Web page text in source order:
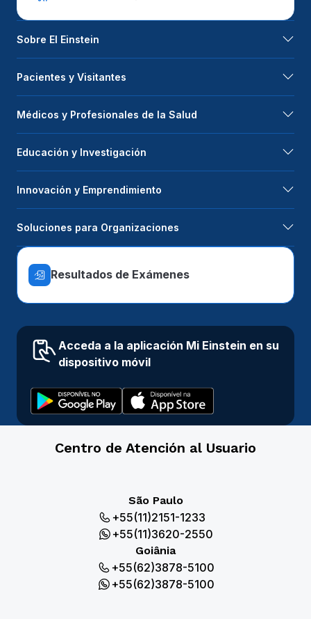
Sobre El Einstein
Pacientes y Visitantes
Médicos y Profesionales de la Salud
Educación y Investigación
Innovación y Emprendimiento
Soluciones para Organizaciones
Resultados de Exámenes
Acceda a la aplicación Mi Einstein en su
dispositivo móvil
Centro de Atención al Usuario
São Paulo
+55(11)2151-1233
+55(11)3620-2550
Goiânia
+55(62)3878-5100
+55(62)3878-5100